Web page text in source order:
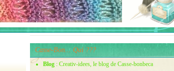
Casse-Bon... Qui ???
Blog : Creativ-idees, le blog de Casse-bonbeca